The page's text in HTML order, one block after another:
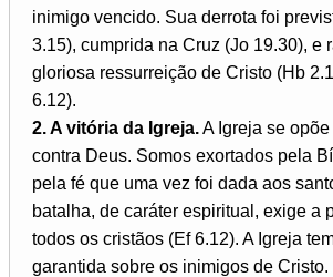
inimigo vencido. Sua derrota foi
3.15), cumprida na Cruz (Jo 19.30), e
gloriosa ressurreição de Cristo (Hb
6.12).
2. A vitória da Igreja.A Igreja se
contra Deus. Somos exortados pela
pela fé que uma vez foi dada aos
batalha, de caráter espiritual, exige a
todos os cristãos (Ef 6.12). A Igreja
garantida sobre os inimigos de Cristo.